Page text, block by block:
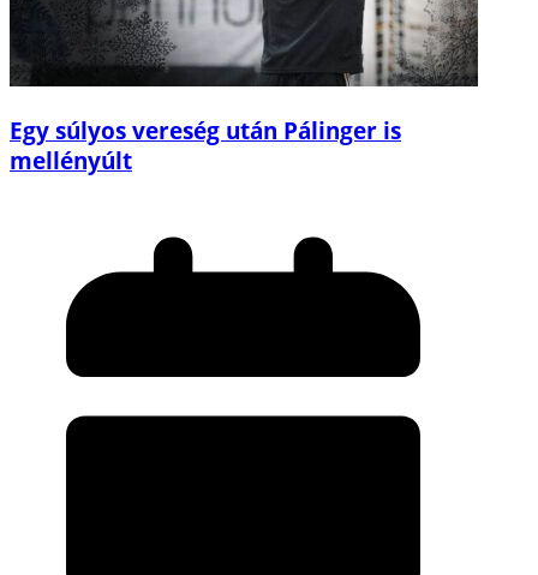
Egy súlyos vereség után Pálinger is
mellényúlt